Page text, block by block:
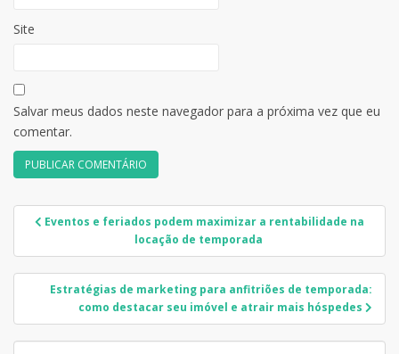
Site
Salvar meus dados neste navegador para a próxima vez que eu
comentar.
Navegação
Post
Eventos e feriados podem maximizar a rentabilidade na
locação de temporada
Estratégias de marketing para anfitriões de temporada:
como destacar seu imóvel e atrair mais hóspedes